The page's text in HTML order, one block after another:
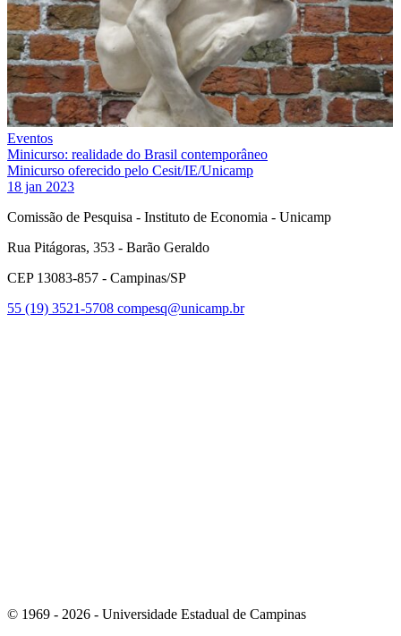
Eventos
Minicurso: realidade do Brasil contemporâneo
Minicurso oferecido pelo Cesit/IE/Unicamp
18 jan 2023
Comissão de Pesquisa - Instituto de Economia - Unicamp
Rua Pitágoras, 353 - Barão Geraldo
CEP 13083-857 - Campinas/SP
55 (19) 3521-5708 compesq@unicamp.br
© 1969 - 2026 - Universidade Estadual de Campinas